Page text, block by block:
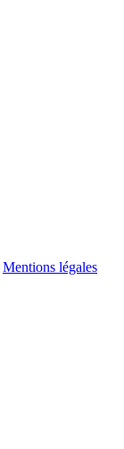
Mentions légales